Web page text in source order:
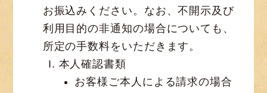
お振込みください。なお、不開示及び
利用目的の非通知の場合についても、
所定の手数料をいただきます。
本人確認書類
お客様ご本人による請求の場合